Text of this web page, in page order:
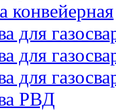
конвейерная
для
для
для
РВД